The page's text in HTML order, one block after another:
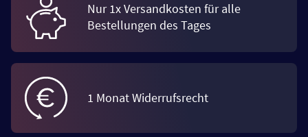
Nur 1x Versandkosten für alle
Bestellungen des Tages
1 Monat Widerrufsrecht